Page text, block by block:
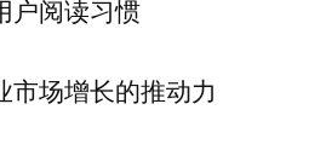
户阅读习惯
场增长的推动力